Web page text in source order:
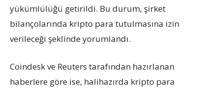
yükümlülüğü getirildi. Bu durum, şirket
bilançolarında kripto para tutulmasına izin
verileceği şeklinde yorumlandı.
Coindesk ve Reuters tarafından hazırlanan
haberlere göre ise, halihazırda kripto para